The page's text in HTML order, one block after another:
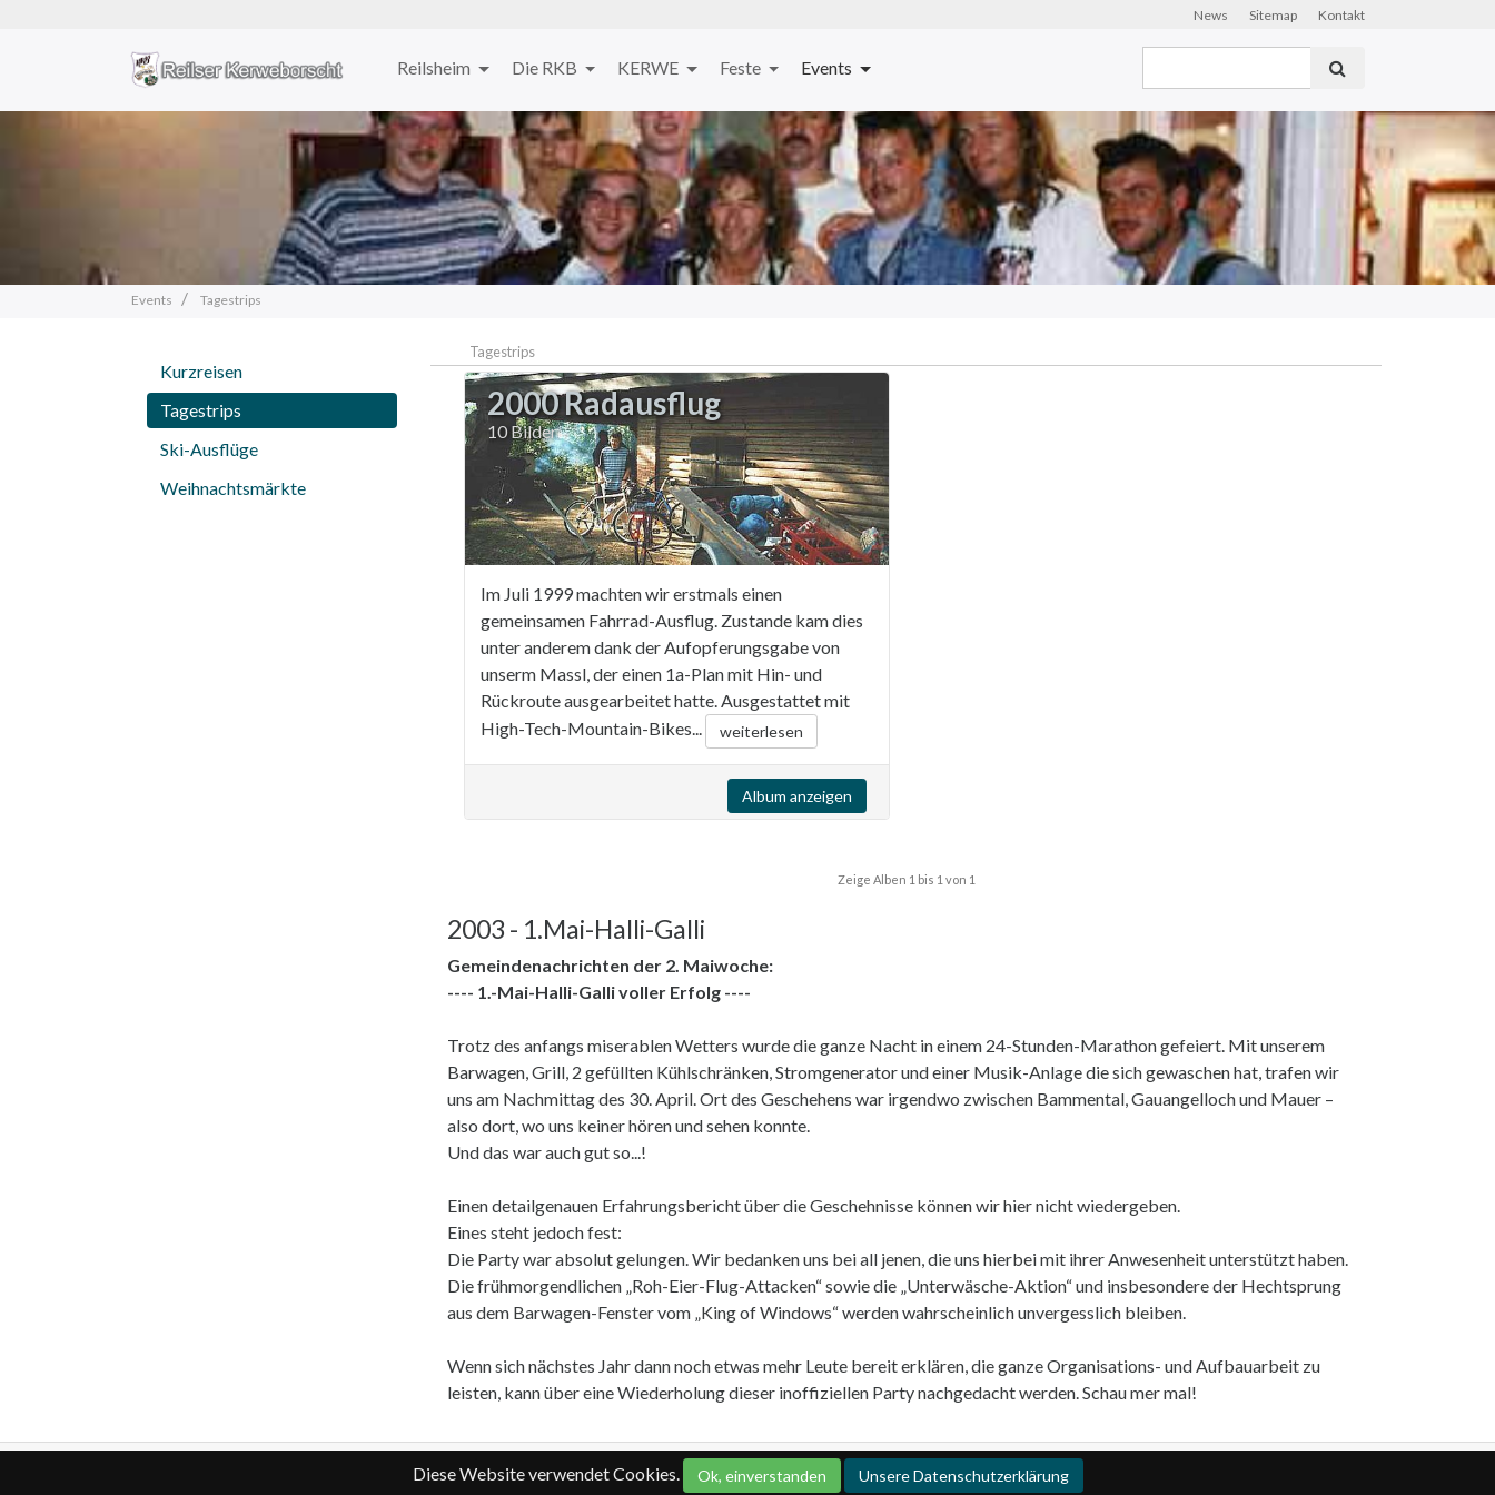
Zum
News Sitemap Kontakt
Reilsheim Die RKB KERWE Feste Events
Events Tagestrips
Kurzreisen
Tagestrips
Ski-Ausflüge
Weihnachtsmärkte
Tagestrips
2000 Radausflug
10 Bilder
Im Juli 1999 machten wir erstmals einen
gemeinsamen Fahrrad-Ausflug. Zustande kam dies
unter anderem dank der Aufopferungsgabe von
unserm Massl, der einen 1a-Plan mit Hin- und
Rückroute ausgearbeitet hatte. Ausgestattet mit
High-Tech-Mountain-Bikes...
weiterlesen
Album anzeigen
Zeige Alben 1 bis 1 von 1
2003 - 1.Mai-Halli-Galli
Gemeindenachrichten der 2. Maiwoche:
---- 1.-Mai-Halli-Galli voller Erfolg ----
Trotz des anfangs miserablen Wetters wurde die ganze Nacht in einem 24-Stunden-Marathon gefeiert. Mit unserem
Barwagen, Grill, 2 gefüllten Kühlschränken, Stromgenerator und einer Musik-Anlage die sich gewaschen hat, trafen wir
uns am Nachmittag des 30. April. Ort des Geschehens war irgendwo zwischen Bammental, Gauangelloch und Mauer –
also dort, wo uns keiner hören und sehen konnte.
Und das war auch gut so...!
Einen detailgenauen Erfahrungsbericht über die Geschehnisse können wir hier nicht wiedergeben.
Eines steht jedoch fest:
Die Party war absolut gelungen. Wir bedanken uns bei all jenen, die uns hierbei mit ihrer Anwesenheit unterstützt haben.
Die frühmorgendlichen „Roh-Eier-Flug-Attacken“ sowie die „Unterwäsche-Aktion“ und insbesondere der Hechtsprung
aus dem Barwagen-Fenster vom „King of Windows“ werden wahrscheinlich unvergesslich bleiben.
Wenn sich nächstes Jahr dann noch etwas mehr Leute bereit erklären, die ganze Organisations- und Aufbauarbeit zu
leisten, kann über eine Wiederholung dieser inoffiziellen Party nachgedacht werden. Schau mer mal!
Diese Website verwendet Cookies. Ok, einverstanden Unsere Datenschutzerklärung